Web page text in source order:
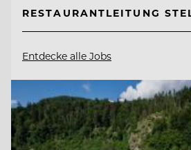
RESTAURANTLEITUNG
Entdecke alle Jobs